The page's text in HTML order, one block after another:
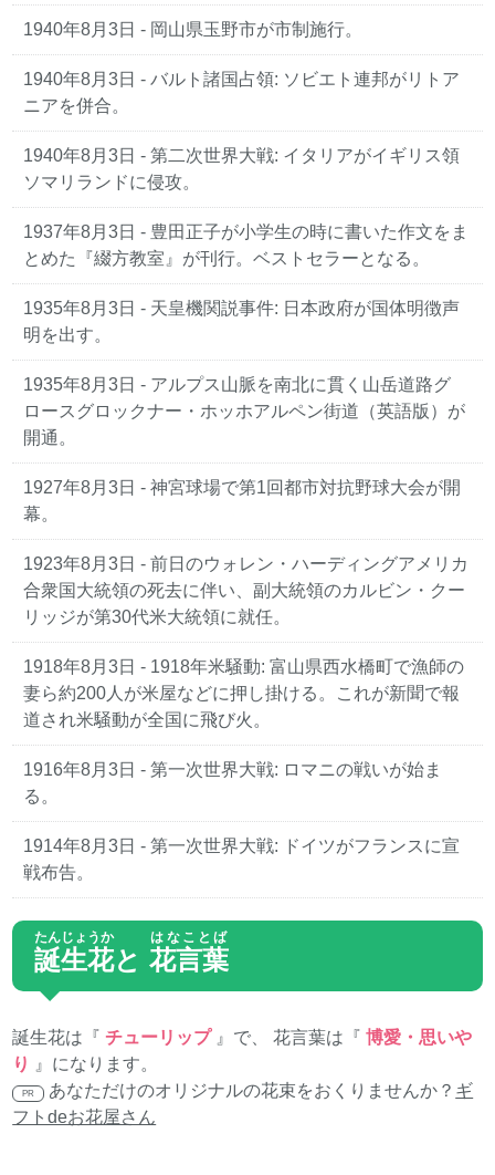
1940年8月3日 - 岡山県玉野市が市制施行。
1940年8月3日 - バルト諸国占領: ソビエト連邦がリトア
ニアを併合。
1940年8月3日 - 第二次世界大戦: イタリアがイギリス領
ソマリランドに侵攻。
1937年8月3日 - 豊田正子が小学生の時に書いた作文をま
とめた『綴方教室』が刊行。ベストセラーとなる。
1935年8月3日 - 天皇機関説事件: 日本政府が国体明徴声
明を出す。
1935年8月3日 - アルプス山脈を南北に貫く山岳道路グ
ロースグロックナー・ホッホアルペン街道（英語版）が
開通。
1927年8月3日 - 神宮球場で第1回都市対抗野球大会が開
幕。
1923年8月3日 - 前日のウォレン・ハーディングアメリカ
合衆国大統領の死去に伴い、副大統領のカルビン・クー
リッジが第30代米大統領に就任。
1918年8月3日 - 1918年米騒動: 富山県西水橋町で漁師の
妻ら約200人が米屋などに押し掛ける。これが新聞で報
道され米騒動が全国に飛び火。
1916年8月3日 - 第一次世界大戦: ロマニの戦いが始ま
る。
1914年8月3日 - 第一次世界大戦: ドイツがフランスに宣
戦布告。
誕生花
たんじょうか
と花言葉
はなことば
誕生花は『チューリップ』で、 花言葉は『博愛・思いや
り
』になります。
PR あなただけのオリジナルの花束をおくりませんか？ ギ
フトdeお花屋さん